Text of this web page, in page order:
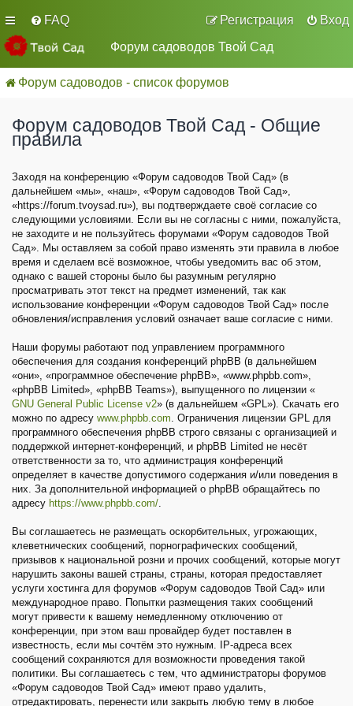
FAQ Вход
Регистрация
Форум садоводов Твой Сад
Форум садоводов - список форумов
Форум садоводов Твой Сад - Общие
правила
Заходя на конференцию «Форум садоводов Твой Сад» (в
дальнейшем «мы», «наш», «Форум садоводов Твой Сад»,
«https://forum.tvoysad.ru»), вы подтверждаете своё согласие со
следующими условиями. Если вы не согласны с ними, пожалуйста,
не заходите и не пользуйтесь форумами «Форум садоводов Твой
Сад». Мы оставляем за собой право изменять эти правила в любое
время и сделаем всё возможное, чтобы уведомить вас об этом,
однако с вашей стороны было бы разумным регулярно
просматривать этот текст на предмет изменений, так как
использование конференции «Форум садоводов Твой Сад» после
обновления/исправления условий означает ваше согласие с ними.
Наши форумы работают под управлением программного
обеспечения для создания конференций phpBB (в дальнейшем
«они», «программное обеспечение phpBB», «www.phpbb.com»,
«phpBB Limited», «phpBB Teams»), выпущенного по лицензии «
GNU General Public License v2» (в дальнейшем «GPL»). Скачать его
можно по адресу www.phpbb.com. Ограничения лицензии GPL для
программного обеспечения phpBB строго связаны с организацией и
поддержкой интернет-конференций, и phpBB Limited не несёт
ответственности за то, что администрация конференций
определяет в качестве допустимого содержания и/или поведения в
них. За дополнительной информацией о phpBB обращайтесь по
адресу https://www.phpbb.com/.
Вы соглашаетесь не размещать оскорбительных, угрожающих,
клеветнических сообщений, порнографических сообщений,
призывов к национальной розни и прочих сообщений, которые могут
нарушить законы вашей страны, страны, которая предоставляет
услуги хостинга для форумов «Форум садоводов Твой Сад» или
международное право. Попытки размещения таких сообщений
могут привести к вашему немедленному отключению от
конференции, при этом ваш провайдер будет поставлен в
известность, если мы сочтём это нужным. IP-адреса всех
сообщений сохраняются для возможности проведения такой
политики. Вы соглашаетесь с тем, что администраторы форумов
«Форум садоводов Твой Сад» имеют право удалить,
отредактировать, перенести или закрыть любую тему в любое